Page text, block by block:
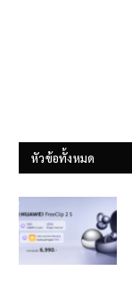
หัวข้อทั้งหมด